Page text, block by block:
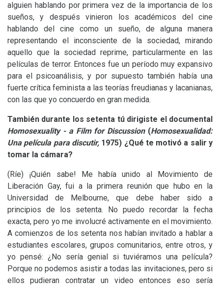
alguien hablando por primera vez de la importancia de los
sueños, y después vinieron los académicos del cine
hablando del cine como un sueño, de alguna manera
representando el inconsciente de la sociedad, mirando
aquello que la sociedad reprime, particularmente en las
películas de terror. Entonces fue un período muy expansivo
para el psicoanálisis, y por supuesto también había una
fuerte crítica feminista a las teorías freudianas y lacanianas,
con las que yo concuerdo en gran medida.
También durante los setenta tú dirigiste el documental
Homosexuality - a Film for Discussion(Homosexualidad:
Una película para discutir, 1975) ¿Qué te motivó a salir y
tomar la cámara?
(Ríe) ¡Quién sabe! Me había unido al Movimiento de
Liberación Gay, fui a la primera reunión que hubo en la
Universidad de Melbourne, que debe haber sido a
principios de los setenta. No puedo recordar la fecha
exacta, pero yo me involucré activamente en el movimiento.
A comienzos de los setenta nos habían invitado a hablar a
estudiantes escolares, grupos comunitarios, entre otros, y
yo pensé: ¿No sería genial si tuviéramos una película?
Porque no podemos asistir a todas las invitaciones, pero si
ellos pudieran contratar un video entonces eso sería